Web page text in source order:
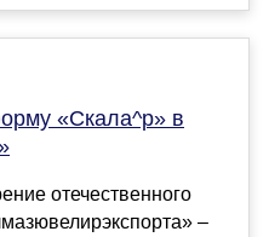
«Скала^р» в
отечественного
–